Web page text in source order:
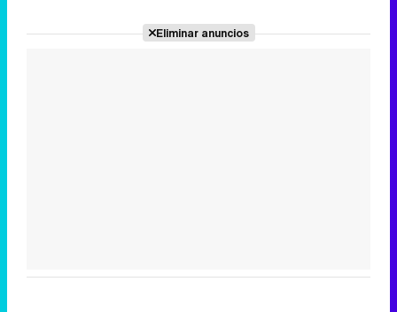
Eliminar anuncios